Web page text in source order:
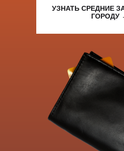
УЗНАТЬ СРЕДНИЕ
ГОРОДУ